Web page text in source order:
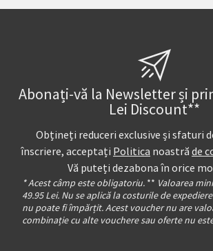
Abonați-vă la Newsletter și
Lei Discount**
Obțineți reduceri exclusive și sfaturi
înscriere, acceptați Politica noastră de
Vă puteți dezabona în orice
* Acest câmp este obligatoriu. ** Valoarea
49.95 Lei. Nu se aplică la costurile de
nu poate fi împărțit. Acest voucher nu are
combinație cu alte vouchere sau oferte nu